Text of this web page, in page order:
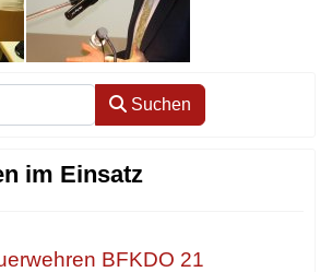
Suchen
im Einsatz
BFKDO 21